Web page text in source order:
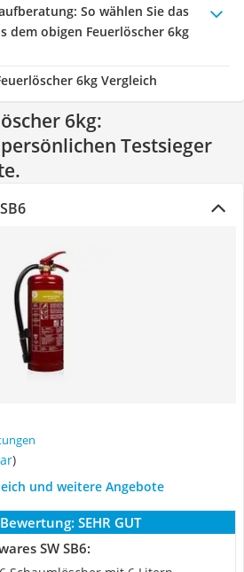
: So wählen Sie das
dem obigen Feuerlöscher 6kg
6kg Vergleich
6kg:
Testsieger
)
und weitere Angebote
SEHR GUT
SW SB6: